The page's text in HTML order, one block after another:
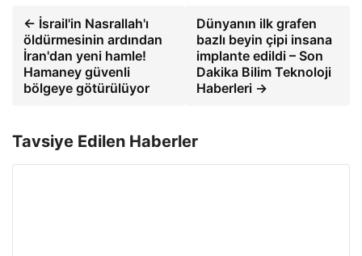
← İsrail'in Nasrallah'ı
öldürmesinin ardından
İran'dan yeni hamle!
Hamaney güvenli
bölgeye götürülüyor
Dünyanın ilk grafen
bazlı beyin çipi insana
implante edildi – Son
Dakika Bilim Teknoloji
Haberleri →
Tavsiye Edilen Haberler